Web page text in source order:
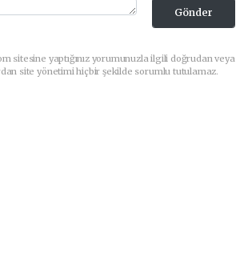
Gönder
sitesine yaptığınız yorumunuzla ilgili doğrudan veya
site yönetimi hiçbir şekilde sorumlu tutulamaz.